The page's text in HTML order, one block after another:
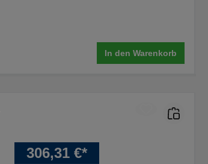
In den Warenkorb
306,31 €*